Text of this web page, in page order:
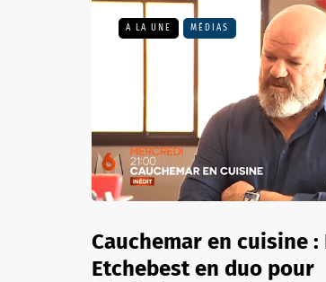
A LA UNE MÉDIAS
Cauchemar en cuisine
Etchebest en duo pour